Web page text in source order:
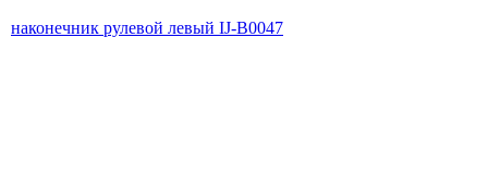
наконечник рулевой левый IJ-B0047